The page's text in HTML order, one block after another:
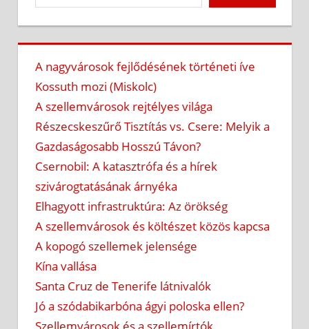
A nagyvárosok fejlődésének történeti íve
Kossuth mozi (Miskolc)
A szellemvárosok rejtélyes világa
Részecskeszűrő Tisztítás vs. Csere: Melyik a
Gazdaságosabb Hosszú Távon?
Csernobil: A katasztrófa és a hírek
szivárogtatásának árnyéka
Elhagyott infrastruktúra: Az örökség
A szellemvárosok és költészet közös kapcsa
A kopogó szellemek jelensége
Kína vallása
Santa Cruz de Tenerife látnivalók
Jó a szódabikarbóna ágyi poloska ellen?